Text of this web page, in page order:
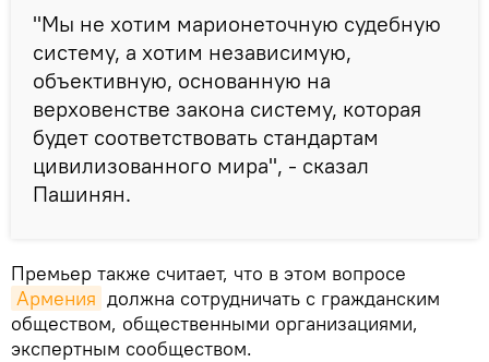
"Мы не хотим марионеточную судебную
систему, а хотим независимую,
объективную, основанную на
верховенстве закона систему, которая
будет соответствовать стандартам
цивилизованного мира", - сказал
Пашинян.
Премьер также считает, что в этом вопросе
Армения должна сотрудничать с гражданским
обществом, общественными организациями,
экспертным сообществом.